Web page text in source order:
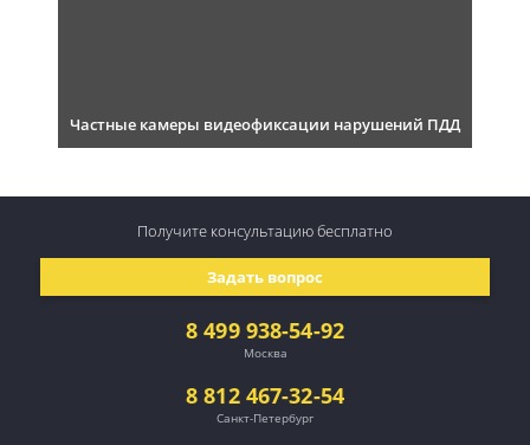
Частные камеры видеофиксации нарушений ПДД
8 499 938-54-92
Москва
8 812 467-32-54
Санкт-Петербург
Задать вопрос
Получите консультациюбесплатно